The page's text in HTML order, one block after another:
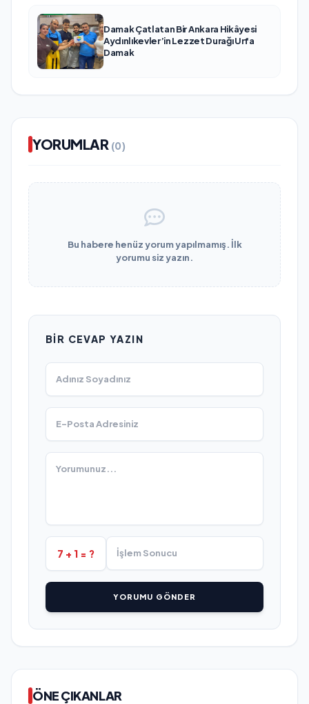
Damak Çatlatan Bir Ankara Hikâyesi
Aydınlıkevler’in Lezzet Durağı Urfa
Damak
YORUMLAR (0)
Bu habere henüz yorum yapılmamış. İlk
yorumu siz yazın.
BIR CEVAP YAZIN
7 + 1 = ?
YORUMU GÖNDER
ÖNE ÇIKANLAR